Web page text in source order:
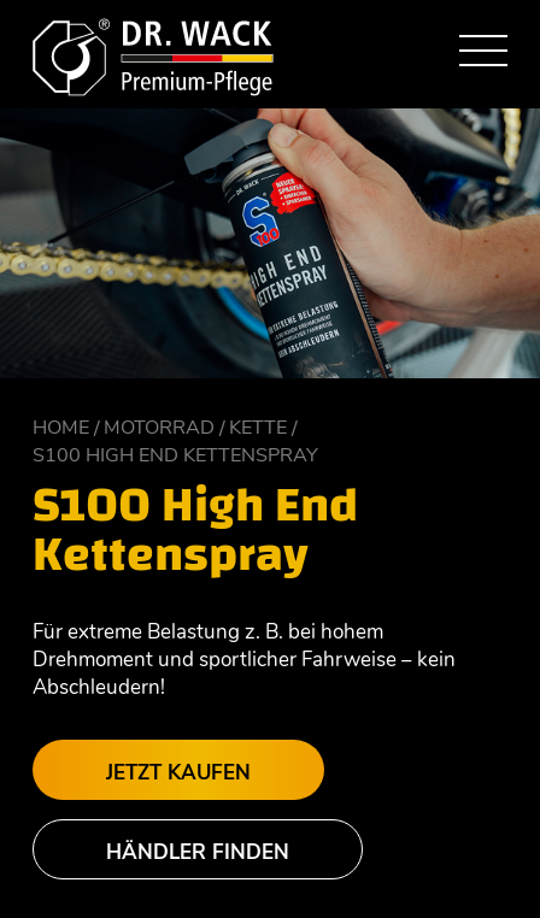
HOME MOTORRAD
KETTE
S100 HIGH END KETTENSPRAY
S100 High End
Kettenspray
Für extreme Belastung z. B. bei hohem
Drehmoment und sportlicher Fahrweise – kein
Abschleudern!
JETZT KAUFEN
HÄNDLER FINDEN